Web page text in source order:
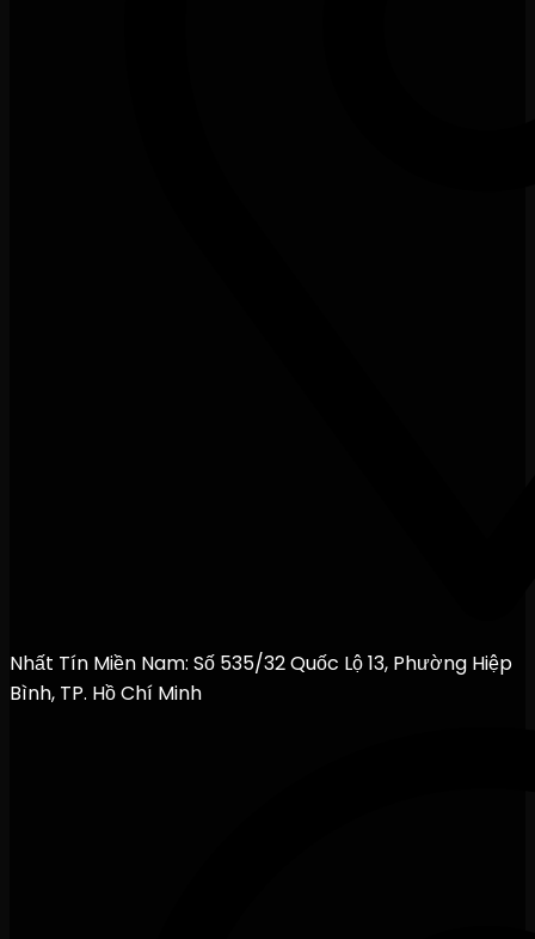
Nhất Tín Miền Nam: Số 535/32 Quốc Lộ 13, Phường Hiệp
Bình, TP. Hồ Chí Minh